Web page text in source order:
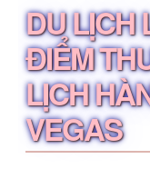
DU LỊCH
ĐIỂM
LỊCH
VEGAS